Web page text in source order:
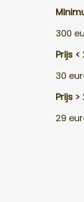
300
Prijs <
30
Prijs >
29